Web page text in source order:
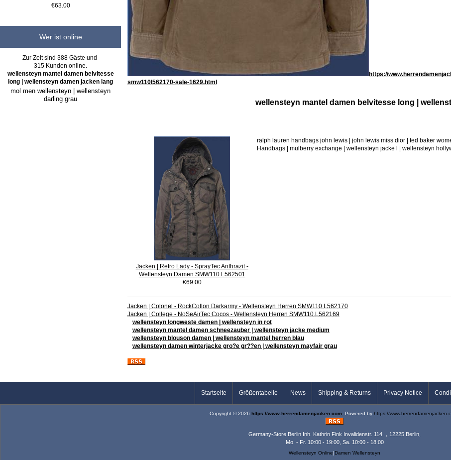
€63.00
Wer ist online
Zur Zeit sind 388 Gäste und
315 Kunden online.
wellensteyn mantel damen belvitesse
long | wellensteyn damen jacken lang
mol men wellensteyn | wellensteyn
darling grau
https://
smw110l562170-sale-1629.html
wellensteyn mantel damen belvitesse long |
Jacken | Retro Lady - SprayTec Anthrazit -
Wellensteyn Damen SMW110.L562501
€69.00
ralph lauren handbags john lewis | john lewis miss dior | ted baker
Handbags | mulberry exchange | wellensteyn jacke l | wellensteyn
Jacken | Colonel - RockCotton Darkarmy - Wellensteyn Herren SMW110.L562170
Jacken | College - NoSeAirTec Cocos - Wellensteyn Herren SMW110.L562169
wellensteyn longweste damen | wellensteyn in rot
wellensteyn mantel damen schneezauber | wellensteyn jacke medium
wellensteyn blouson damen | wellensteyn mantel herren blau
wellensteyn damen winterjacke gro?e gr??en | wellensteyn mayfair grau
Startseite Größentabelle News Shipping & Returns Privacy Notice
Copyright © 2026 https://www.herrendamenjacken.com. Powered by https://
Germany-Store Berlin Inh. Kathrin Fink Invalidenstr. 114 ，12225 Berlin,
Mo. - Fr. 10:00 - 19:00, Sa. 10:00 - 18:00
Wellensteyn Online|Damen Wellensteyn